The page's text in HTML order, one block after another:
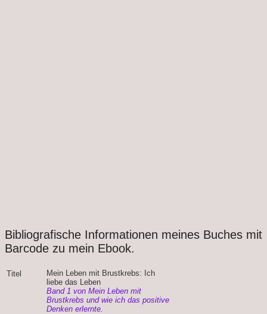
Bibliografische Informationen meines Buches mit
Barcode zu mein Ebook.
Titel
Mein Leben mit Brustkrebs: Ich
liebe das Leben
Band 1 von Mein Leben mit
Brustkrebs und wie ich das positive
Denken erlernte.